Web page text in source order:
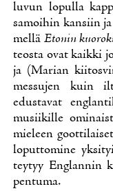
lu­vun lo­pul­la
sa­moi­hin kan­siin
mel­lä Eto­nin
teos­ta ovat kaik­ki
ja (Ma­rian
mes­su­jen kuin
edus­ta­vat
musii­kil­le
mie­leen
lo­put­to­mi­ne
tey­tyy Englan­nin
pen­tu­ma.